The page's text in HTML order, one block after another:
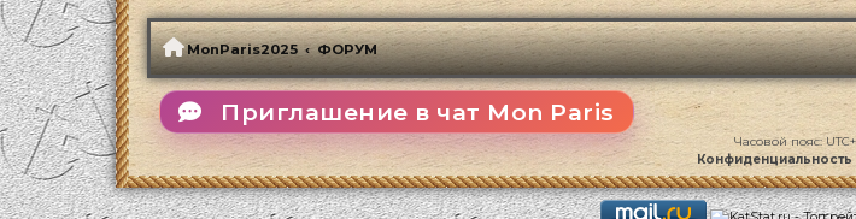
MonParis2025 ФОРУМ
Приглашение в чат Mon Paris
Часовой пояс:
Конфиденциальность